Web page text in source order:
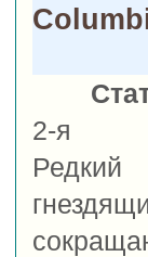
2-я
Редкий